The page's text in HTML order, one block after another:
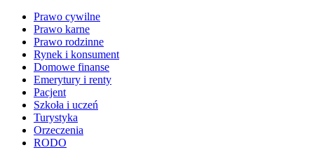
Prawo cywilne
Prawo karne
Prawo rodzinne
Rynek i konsument
Domowe finanse
Emerytury i renty
Pacjent
Szkoła i uczeń
Turystyka
Orzeczenia
RODO